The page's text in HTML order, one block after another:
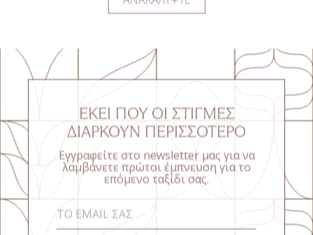
ΕΚΕΊ ΠΟΥ ΟΙ ΣΤΙΓΜΈΣ
ΔΙΑΡΚΟΎΝ ΠΕΡΙΣΣΌΤΕΡΟ
Εγγραφείτε στο newsletter μας για να
λαμβάνετε πρώτοι έμπνευση για το
επόμενο ταξίδι σας.